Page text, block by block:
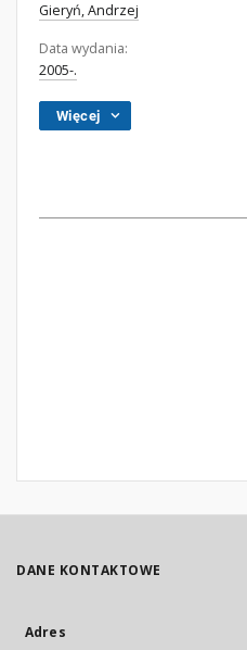
Gieryń, Andrzej
Data wydania:
2005-.
Więcej
DANE KONTAKTOWE
Adres